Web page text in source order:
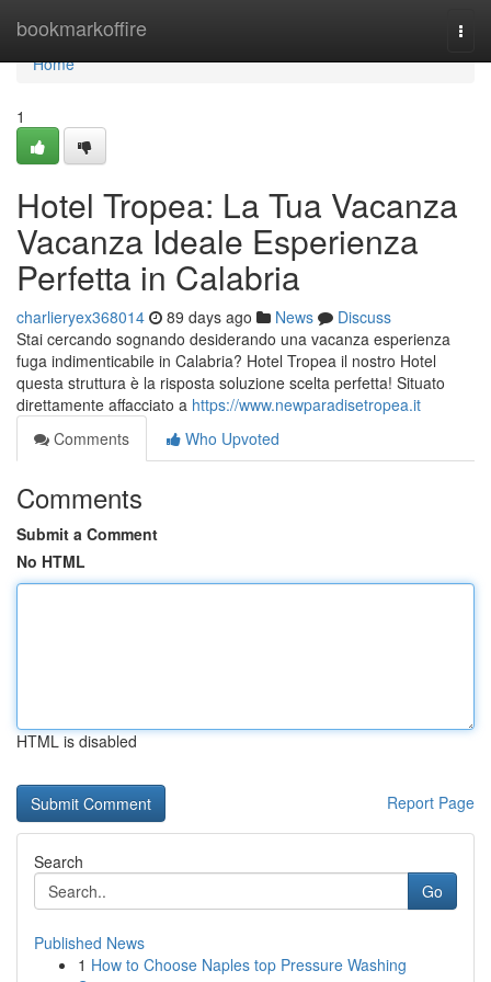
bookmarkoffire
Home
Home
1
Hotel Tropea: La Tua Vacanza
Vacanza Ideale Esperienza
Perfetta in Calabria
charlieryex368014 89 days ago News
Discuss
Stai cercando sognando desiderando una vacanza esperienza
fuga indimenticabile in Calabria? Hotel Tropea il nostro Hotel
questa struttura è la risposta soluzione scelta perfetta! Situato
direttamente affacciato a https://www.newparadisetropea.it
Comments
Who Upvoted
Comments
Submit a Comment
No HTML
HTML is disabled
Report Page
Search
Go
Published News
1 How to Choose Naples top Pressure Washing